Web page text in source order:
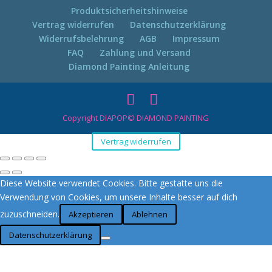
Produktsicherheitshinweise
Vertrag widerrufen
Datenschutzerklärung
Widerrufsbelehrung
AGB
Impressum
FAQ
Zahlung und Versand
Diamond Painting Anleitung
Copyright DIAPOP© DIAMOND PAINTING
Vertrag widerrufen
Diese Website verwendet Cookies. Bitte gestatte uns die
Verwendung von Cookies, um unsere Inhalte besser auf dich
zuzuschneiden.
Akzeptieren
Ablehnen
Datenschutzerklärung